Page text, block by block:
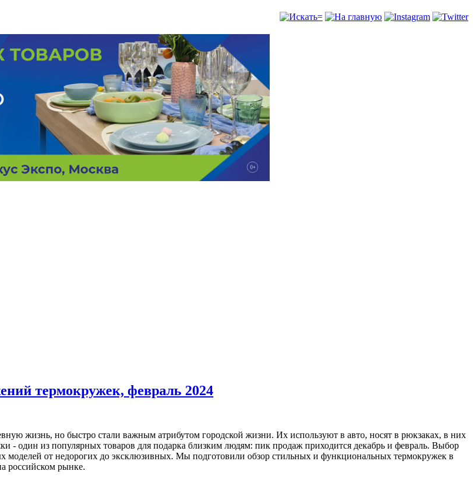
термокружек, февраль 2024
жизнь, но быстро стали важным атрибутом городской жизни. Их используют в авто, носят в рюкзаках, в них
- один из популярных товаров для подарка близким людям: пик продаж приходится декабрь и февраль. Выбор
моделей от недорогих до эксклюзивных. Мы подготовили обзор стильных и функциональных термокружек в
российском рынке.